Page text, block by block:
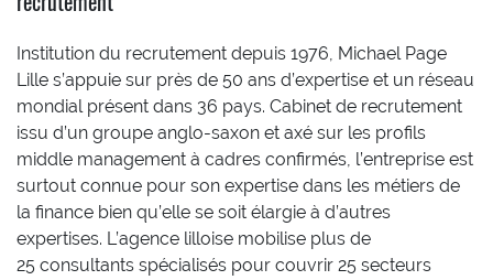
Institution du recrutement depuis 1976, Michael Page
Lille s’appuie sur près de 50 ans d’expertise et un réseau
mondial présent dans 36 pays. Cabinet de recrutement
issu d’un groupe anglo-saxon et axé sur les profils
middle management à cadres confirmés, l’entreprise est
surtout connue pour son expertise dans les métiers de
la finance bien qu’elle se soit élargie à d’autres
expertises. L’agence lilloise mobilise plus de
25 consultants spécialisés pour couvrir 25 secteurs